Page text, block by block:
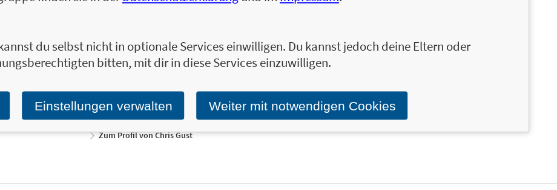
und Mindfulness geht. Sie betreibt aufgrund ihrer persönlichen Geschichte seit vielen Jahren
Öffentlichkeitsarbeit und setzt sich dafür ein, dass in der Gesellschaft ein anderes
Aufklärung und Umsetzung die Eckpfeiler ihrer Arbeit. Sie lebt und arbeitet in Schleswig-
Holstein.
Zum Profil von Chris Gust
du selbst nicht in optionale Services einwilligen. Du kannst jedoch deine Eltern oder
bitten, mit dir in diese Services einzuwilligen.
Einstellungen verwalten Weiter mit notwendigen Cookies